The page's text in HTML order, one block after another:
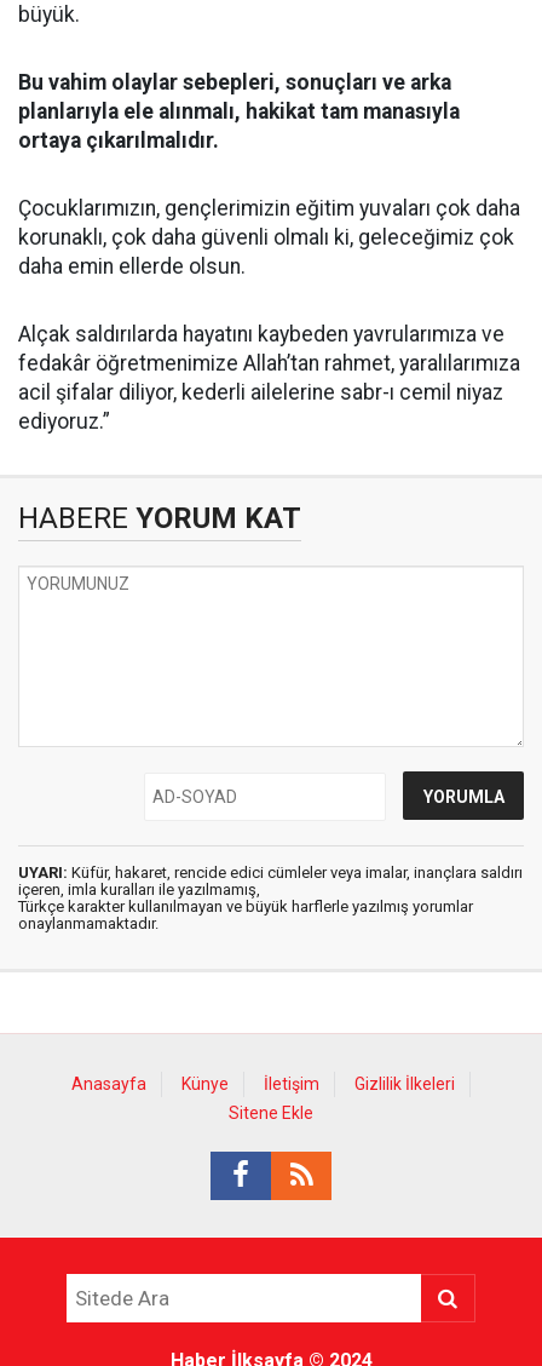
büyük.
Bu vahim olaylar sebepleri, sonuçları ve arka
planlarıyla ele alınmalı, hakikat tam manasıyla
ortaya çıkarılmalıdır.
Çocuklarımızın, gençlerimizin eğitim yuvaları çok daha
korunaklı, çok daha güvenli olmalı ki, geleceğimiz çok
daha emin ellerde olsun.
Alçak saldırılarda hayatını kaybeden yavrularımıza ve
fedakâr öğretmenimize Allah’tan rahmet, yaralılarımıza
acil şifalar diliyor, kederli ailelerine sabr-ı cemil niyaz
ediyoruz.”
HABERE YORUM KAT
UYARI: Küfür, hakaret, rencide edici cümleler veya imalar, inançlara saldırı
içeren, imla kuralları ile yazılmamış,
Türkçe karakter kullanılmayan ve büyük harflerle yazılmış yorumlar
onaylanmamaktadır.
Anasayfa Künye İletişim
Gizlilik İlkeleri
Sitene Ekle
Haber İlksayfa © 2024